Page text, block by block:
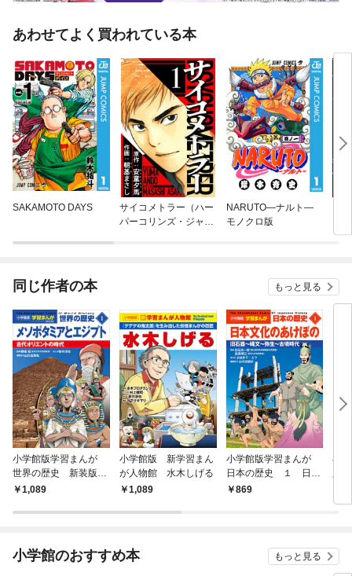
あわせてよく買われている本
SAKAMOTO DAYS
サイコメトラー（ハー
パーコリンズ・ジャパ
NARUTO—ナルト—
モノクロ版
同じ作者の本 もっと見る
小学館版学習まんが
世界の歴史 新装版
１ メソポタミアとエ
ントの時代～
1,089
小学館版 新学習まん
が人物館 水木しげる
1,089
小学館版学習まんが
日本の歴史 １ 日本
文化のあけぼの ～旧
869
小
小学館のおすすめ本 もっと見る